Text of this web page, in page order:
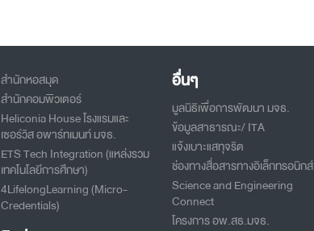
สำนักหอสมุด
สำนักคอมพิวเตอร์
Heliconia House โรงแรมและ
เซอร์วิส อพาร์ทเมนท์ มจธ.
ETS Tech Integration (แหล่งรวม
เทคโนโลยีการศึกษา)
4LifelongLearning (Micro-
Credentials)
อื่นๆ
มูลนิธิเพื่อการพัฒนา มจธ.
ข้อมูลสาธารณะ/ ITA
แจ้งเบาะแสทุจริต
ช่องทางสื่อสารทางอิเล็กทรอนิกส์
Science and Engineering
Connect
โครงการ อพ.สธ.มจธ.